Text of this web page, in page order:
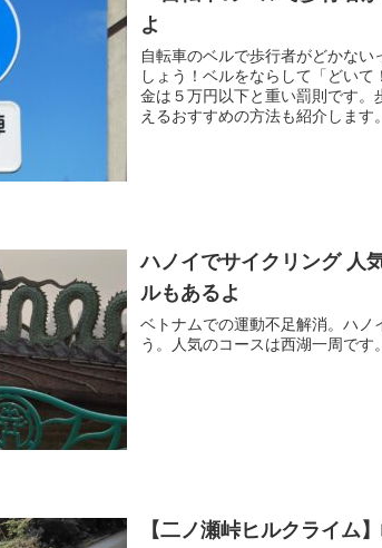
よ
自転車のベルで歩行者がどかない
しょう！ベルをならして「どい
金は５万円以下と重い罰則です。
えるおすすめの方法も紹介します。
ハノイでサイクリング 人
ルもあるよ
ベトナムでの運動不足解消。ハノ
う。人気のコースは西湖一周です。
【二ノ瀬峠ヒルクライム